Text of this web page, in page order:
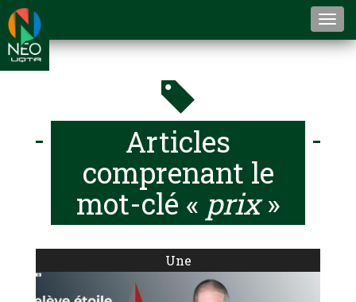
Articles
comprenant le
mot-clé « prix»
Une